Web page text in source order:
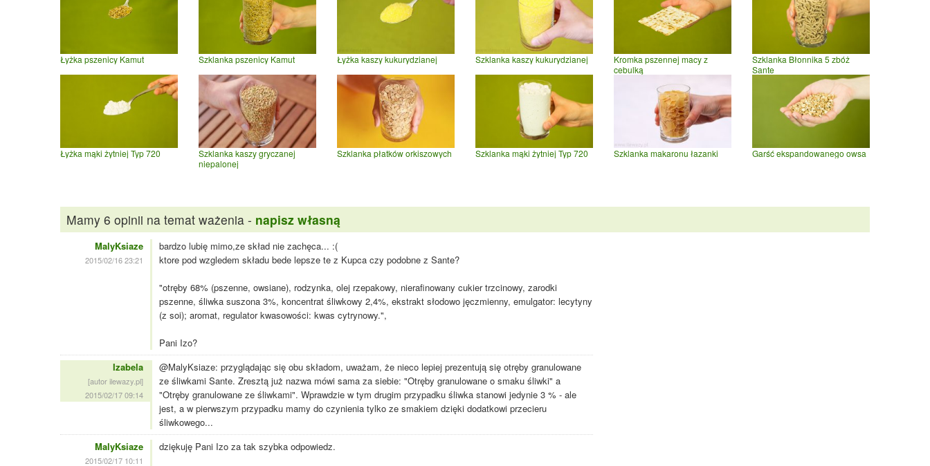
Łyżka pszenicy Kamut Szklanka pszenicy Kamut Łyżka kaszy kukurydzianej Szklanka kaszy kukurydzianej
Kromka pszennej macy z
cebulką
Szklanka Błonnika 5 zbóż
Sante
Łyżka mąki żytniej Typ 720
Szklanka kaszy gryczanej
niepalonej
Szklanka płatków orkiszowych Szklanka mąki żytniej Typ 720 Szklanka makaronu łazanki Garść ekspandowanego owsa
Mamy 6 opinii na temat ważenia - napisz własną
MalyKsiaze
2015/02/16 23:21
bardzo lubię mimo,ze skład nie zachęca... :(
ktore pod wzgledem składu bede lepsze te z Kupca czy podobne z Sante?
"otręby 68% (pszenne, owsiane), rodzynka, olej rzepakowy, nierafinowany cukier trzcinowy, zarodki
pszenne, śliwka suszona 3%, koncentrat śliwkowy 2,4%, ekstrakt słodowo jęczmienny, emulgator: lecytyny
(z soi); aromat, regulator kwasowości: kwas cytrynowy.",
Pani Izo?
Izabela
[autor ilewazy.pl]
2015/02/17 09:14
@MalyKsiaze: przyglądając się obu składom, uważam, że nieco lepiej prezentują się otręby granulowane
ze śliwkami Sante. Zresztą już nazwa mówi sama za siebie: "Otręby granulowane o smaku śliwki" a
"Otręby granulowane ze śliwkami". Wprawdzie w tym drugim przypadku śliwka stanowi jedynie 3 % - ale
jest, a w pierwszym przypadku mamy do czynienia tylko ze smakiem dzięki dodatkowi przecieru
śliwkowego...
MalyKsiaze
2015/02/17 10:11
dziękuję Pani Izo za tak szybka odpowiedz.